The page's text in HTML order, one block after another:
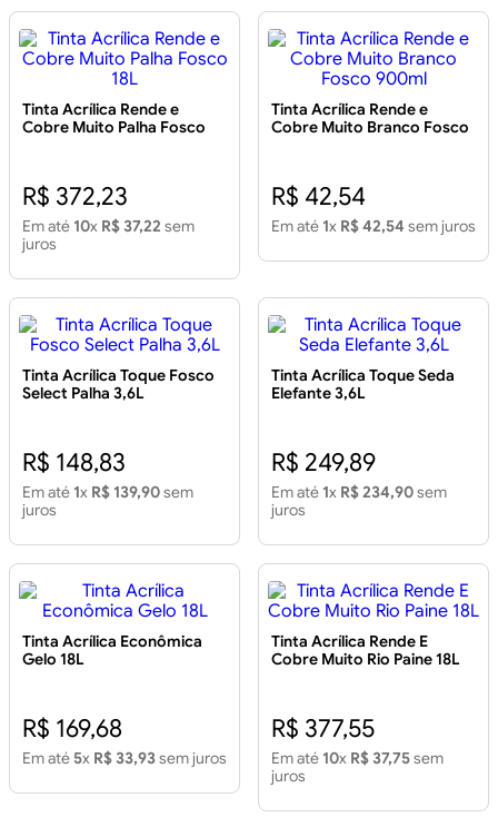
Tinta Acrílica Rende e
Cobre Muito Palha Fosco
R$ 372,23
Em até 10x R$ 37,22 sem
juros
Tinta Acrílica Rende e
Cobre Muito Branco Fosco
R$ 42,54
Em até 1x R$ 42,54 sem juros
Tinta Acrílica Toque Fosco
Select Palha 3,6L
R$ 148,83
Em até 1x R$ 139,90sem
juros
Tinta Acrílica Toque Seda
Elefante 3,6L
R$ 249,89
Em até 1x R$ 234,90sem
juros
Tinta Acrílica Econômica
Gelo 18L
R$ 169,68
Em até 5x R$ 33,93sem juros
Tinta Acrílica Rende E
Cobre Muito Rio Paine 18L
R$ 377,55
Em até 10x R$ 37,75sem
juros